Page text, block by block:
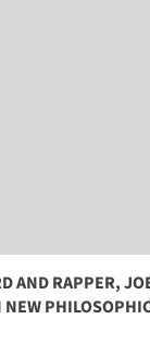
AND RAPPER,
NEW